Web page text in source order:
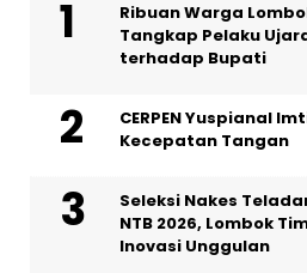
Ribuan Warga
Tangkap Pelaku
terhadap Bupati
CERPEN Yuspianal
Kecepatan Tangan
Seleksi Nakes
NTB 2026, Lombok
Inovasi Unggulan